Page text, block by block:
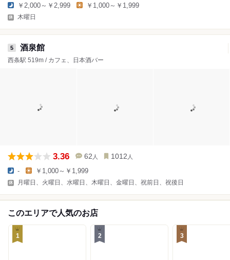
￥2,000～￥2,999 ￥1,000～￥1,999
木曜日
5 酒泉館
西条駅 519m / カフェ、日本酒バー
3.36 62 人 1012 人
- ￥1,000～￥1,999
月曜日、火曜日、水曜日、木曜日、金曜日、祝前日、祝後日
このエリアで人気のお店
1 2 3